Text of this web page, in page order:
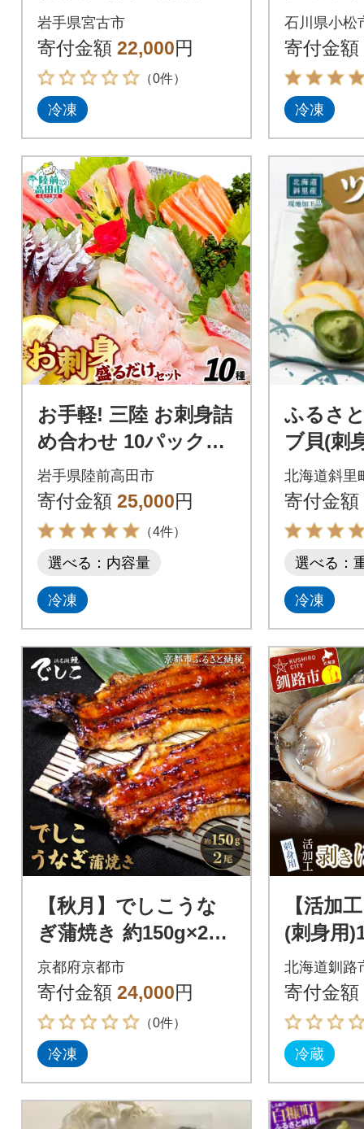
合わせセット
岩手県宮古市
寄付金額 22,000円
（0件）
冷凍
銀だら
石川県小松
寄付金額
冷凍
お手軽! 三陸 お刺身詰
め合わせ 10パックセ
ット 魚種おまかせ 海
鮮丼 寿司 魚 貝 冷凍 C
AS
岩手県陸前高田市
寄付金額 25,000円
（4件）
選べる：内容量
冷凍
ふるさ
ブ貝(刺
ック【
北海道斜里
寄付金額
選べる：
冷凍
【秋月】でしこうな
ぎ蒲焼き 約150g×2尾|
京都 うなぎ 人気セッ
ト 贅沢 グルメ おすす
め
京都府京都市
寄付金額 24,000円
（0件）
冷凍
【活加
(刺身用
後)×3袋
き貝
北海道釧路
寄付金額
冷蔵